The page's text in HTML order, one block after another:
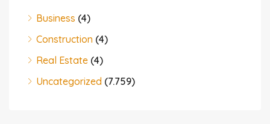
Business (4)
Construction (4)
Real Estate (4)
Uncategorized (7.759)